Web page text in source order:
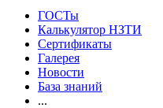
ГОСТы
Калькулятор НЗТИ
Сертификаты
Галерея
Новости
База знаний
...